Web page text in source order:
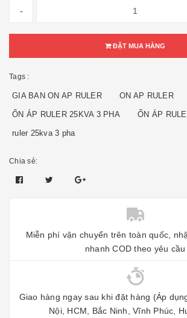
-
ĐẶT MUA HÀNG
Tags :
GIA BAN ON AP RULER ON AP RULER
ỔN ÁP RULER 25KVA 3 PHA ỔN ÁP
ruler 25kva 3 pha
Chia sẻ:
Miễn phí vận chuyển trên toàn quốc,
nhanh COD theo yêu cầu
Giao hàng ngay sau khi đặt hàng (Áp
Nội, HCM, Bắc Ninh, Vĩnh Phúc,